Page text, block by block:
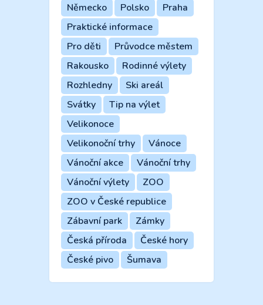
Německo
Polsko
Praha
Praktické informace
Pro děti
Průvodce městem
Rakousko
Rodinné výlety
Rozhledny
Ski areál
Svátky
Tip na výlet
Velikonoce
Velikonoční trhy
Vánoce
Vánoční akce
Vánoční trhy
Vánoční výlety
ZOO
ZOO v České republice
Zábavní park
Zámky
Česká příroda
České hory
České pivo
Šumava